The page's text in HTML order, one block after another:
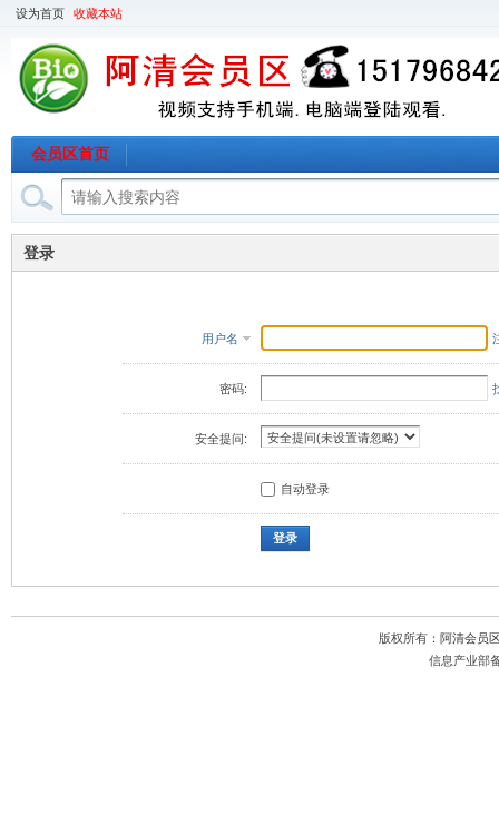
设为首页 收藏本站
会员区首页
登录
用户名
密码:
安全提问:
自动登录
登录
版权所有： 阿清会员
信息产业部